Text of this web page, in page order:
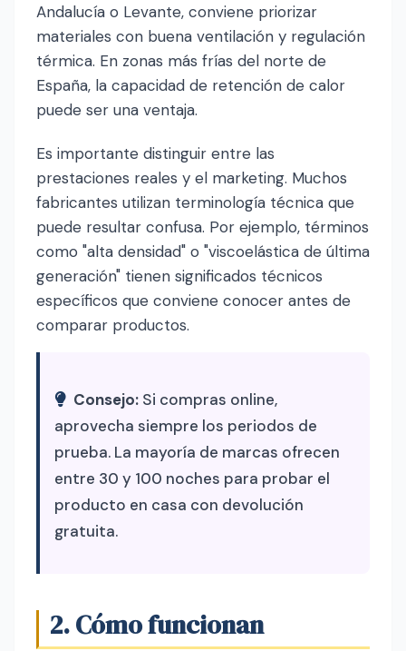
Andalucía o Levante, conviene priorizar
materiales con buena ventilación y regulación
térmica. En zonas más frías del norte de
España, la capacidad de retención de calor
puede ser una ventaja.
Es importante distinguir entre las
prestaciones reales y el marketing. Muchos
fabricantes utilizan terminología técnica que
puede resultar confusa. Por ejemplo, términos
como "alta densidad" o "viscoelástica de última
generación" tienen significados técnicos
específicos que conviene conocer antes de
comparar productos.
Consejo: Si compras online,
aprovecha siempre los periodos de
prueba. La mayoría de marcas ofrecen
entre 30 y 100 noches para probar el
producto en casa con devolución
gratuita.
2. Cómo funcionan